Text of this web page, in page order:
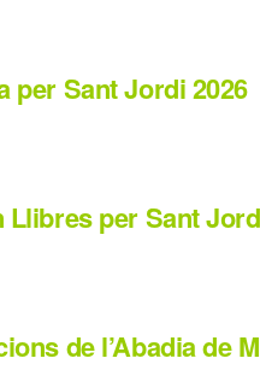
per Sant Jordi 2026
per Sant
de l’Abadia de